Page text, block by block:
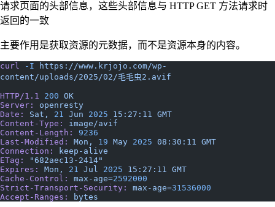
请求页面的头部信息，这些头部信息与 HTTP GET 方法请求时
返回的一致
主要作用是获取资源的元数据，而不是资源本身的内容。
curl -I https://www.krjojo.com/wp-
content/uploads/2025/02/毛毛虫2.avif
HTTP/1.1 200 OK
Server:
openresty
Date:
Sat, 21 Jun 2025 15:27:11 GMT
Content-Type:
image/avif
Content-Length:
9236
Last-Modified:
Mon, 19 May 2025 08:30:11 GMT
Connection:
keep-alive
ETag:
"682aec13-2414"
Expires:
Mon, 21 Jul 2025 15:27:11 GMT
Cache-Control:
max-age=2592000
Strict-Transport-Security:
max-age=31536000
Accept-Ranges:
bytes